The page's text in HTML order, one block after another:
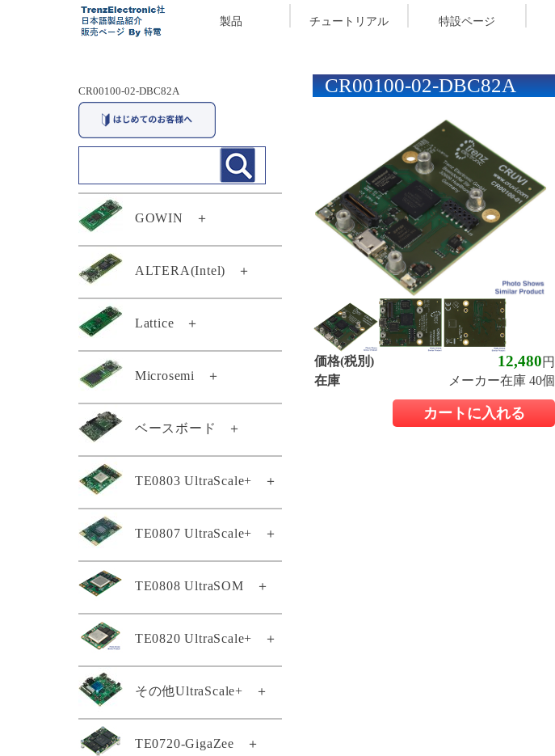
製品 チュートリアル 特設ページ
CR00100-02-DBC82A
GOWIN ＋
29174
29294
TEC0117-01
TEC0117-01-A
ALTERA(Intel) ＋
TEI0003-03-QFCR4A
TEF0008-02-D
TEF0008-03-D
TEI0001-04-DBC83A
TEI0001-04-DBC87A
TEI0001-04-FBC84A
TEI0001-04-FBC88A
TEI0003-03-QFCT4A
TEI0004-02
TEI0005-02
TEI0005-02-T
TEI0006-03-220-5I
TEI0006-04-ALE13A
TEI0006-04-API23A
TEI0006-05-API23A
TEI0009-02-055-8CA
TEI0009-02-PHIQ2R
Lattice ＋
TE0887-04-M
TE0889-03
TEL0001-02
TEL0001-03-CG41A
Microsemi ＋
TEM0001-01A-ABC-2
TEM0001-02-ABC42-A
TEM0002-02-010CA
TEM0005-02-010I
TEM0007-01-CAA11-A
TEM0007-01-CAD31-A
TEM0007-01-CBD11-A
TEM0007-01-CHE11-A
TEMB0001-01
TEMB0005-01
TEMB0005-02
ベースボード ＋
TE0701-06
TE0703-07
TE0705-04
TE0706-04-A
TEB0707-02
TEB0724-02
TEB0728-02
TEB0729-03A
TEB0745-02
TEB0835-03-A
TEB0912-03-ABI21-A
TE0803 UltraScale+ ＋
TE0803-04-2AE11-A
TE0803-04-2BE11-A
TE0803-04-3AE11-A
TE0803-04-3AE11-AK
TE0803-04-3BE11-A
TE0803-04-4AE11-A
TE0803-04-4BE11-A
TE0803-04-4BI81-A
TE0803-04-4DE11-A
TE0807 UltraScale+ ＋
TE0807専用ヒートシンク
TE0807-02-4BE21-A
TE0807-02-5AI21-A
TE0807-03-4AI21-A
TE0807-03-7DE21-AS
TE0808 UltraSOM ＋
TE0808スタータキット
TE0808-04-06EG-1E3
TE0808-05-6BE21-A
TE0808-05-6BE81-E
TE0808-05-6BE81-EK
TE0820 UltraScale+ ＋
TE0820-05-2BE21MA
TE0820-04-2BE21ML
TE0820-05-2AE21MA
その他UltraScale+ ＋
TE0802-02-1BEV2-A
TE0720-GigaZee ＋
CR00100-02-DBC82A
価格(税別) 12,480円
在庫
メーカー在庫 40個
カートに入れる